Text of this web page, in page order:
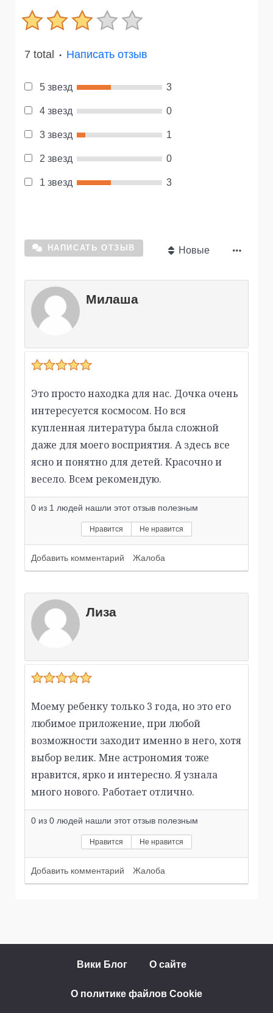
7 total ● Написать отзыв
5 звезд 3
4 звезд 0
3 звезд 1
2 звезд 0
1 звезд 3
НАПИСАТЬ ОТЗЫВ Новые
Милаша
Это просто находка для нас. Дочка очень
интересуется космосом. Но вся
купленная литература была сложной
даже для моего восприятия. А здесь все
ясно и понятно для детей. Красочно и
весело. Всем рекомендую.
0 из 1 людей нашли этот отзыв полезным
Нравится Не нравится
Добавить комментарий Жалоба
Лиза
Моему ребенку только 3 года, но это его
любимое приложение, при любой
возможности заходит именно в него, хотя
выбор велик. Мне астрономия тоже
нравится, ярко и интересно. Я узнала
много нового. Работает отлично.
0 из 0 людей нашли этот отзыв полезным
Нравится Не нравится
Добавить комментарий Жалоба
Вики Блог О сайте
О политике файлов Cookie